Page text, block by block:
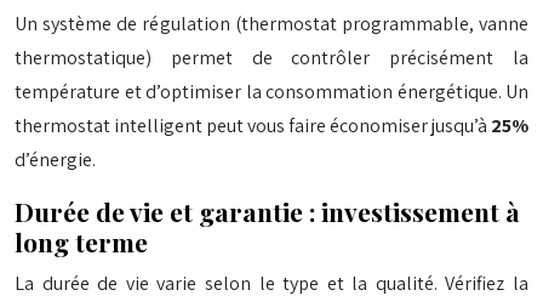
Un système de régulation (thermostat programmable, vanne
thermostatique) permet de contrôler précisément la
température et d’optimiser la consommation énergétique. Un
thermostat intelligent peut vous faire économiser jusqu’à 25%
d’énergie.
Durée de vie et garantie : investissement à
long terme
La durée de vie varie selon le type et la qualité. Vérifiez la